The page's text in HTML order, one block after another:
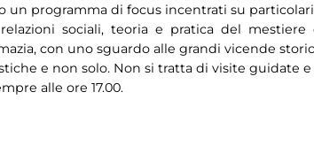
programma di focus incentrati su
relazioni sociali, teoria e pratica del
con uno sguardo alle grandi vicende
e non solo. Non si tratta di visite guidate
alle ore 17.00.